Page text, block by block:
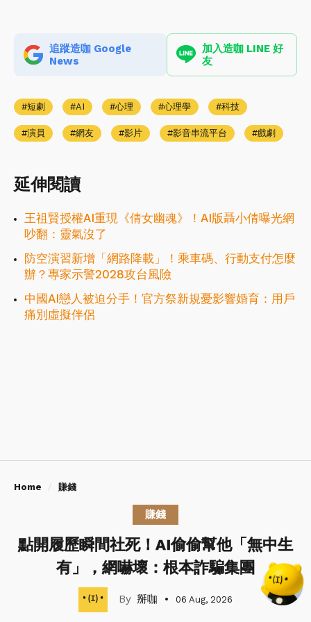
追蹤造咖 Google
News
加入造咖 LINE 好
友
短劇 AI 心理 心理學 科技
演員 網友 影片 影音串流平台 戲劇
延伸閱讀
王祖賢授權AI重現《倩女幽魂》！AI版聶小倩曝光網
吵翻：靈氣沒了
防空演習新增「網路降載」！乘車碼、行動支付怎麼
辦？專家示警2028攻台風險
中國AI戀人被迫分手！官方祭新規憂影響婚育：用戶
痛別虛擬伴侶
Home 賺錢
賺錢
點開履歷瞬間社死！AI偷偷幫他「無中生
有」，網嚇壞：根本詐騙集團
掰咖 06 Aug, 2026